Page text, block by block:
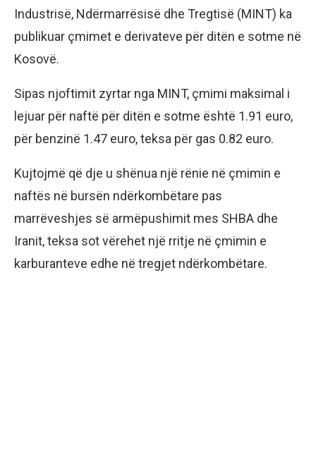
Industrisë, Ndërmarrësisë dhe Tregtisë (MINT) ka
publikuar çmimet e derivateve për ditën e sotme në
Kosovë.
Sipas njoftimit zyrtar nga MINT, çmimi maksimal i
lejuar për naftë për ditën e sotme është 1.91 euro,
për benzinë 1.47 euro, teksa për gas 0.82 euro.
Kujtojmë që dje u shënua një rënie në çmimin e
naftës në bursën ndërkombëtare pas
marrëveshjes së armëpushimit mes SHBA dhe
Iranit, teksa sot vërehet një rritje në çmimin e
karburanteve edhe në tregjet ndërkombëtare.